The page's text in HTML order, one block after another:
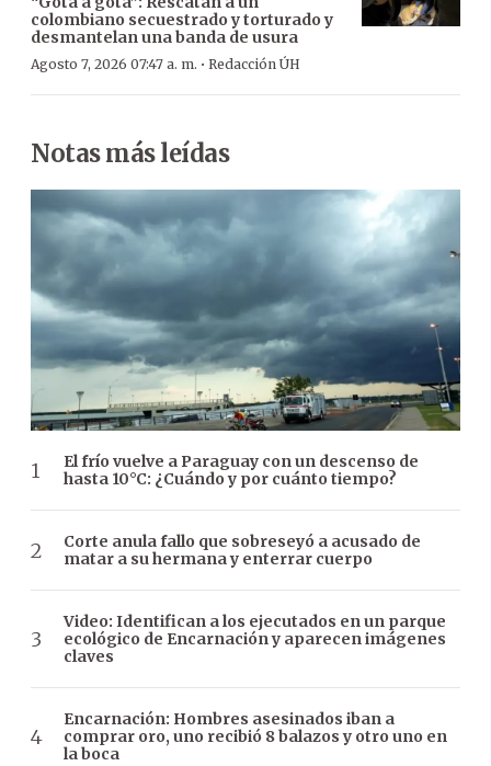
colombiano secuestrado y torturado y
desmantelan una banda de usura
Agosto 7, 2026 07:47 a. m. · Redacción ÚH
Notas más leídas
El frío vuelve a Paraguay con un descenso de
hasta 10°C: ¿Cuándo y por cuánto tiempo?
Corte anula fallo que sobreseyó a acusado de
matar a su hermana y enterrar cuerpo
Video: Identifican a los ejecutados en un parque
ecológico de Encarnación y aparecen imágenes
claves
Encarnación: Hombres asesinados iban a
comprar oro, uno recibió 8 balazos y otro uno en
la boca